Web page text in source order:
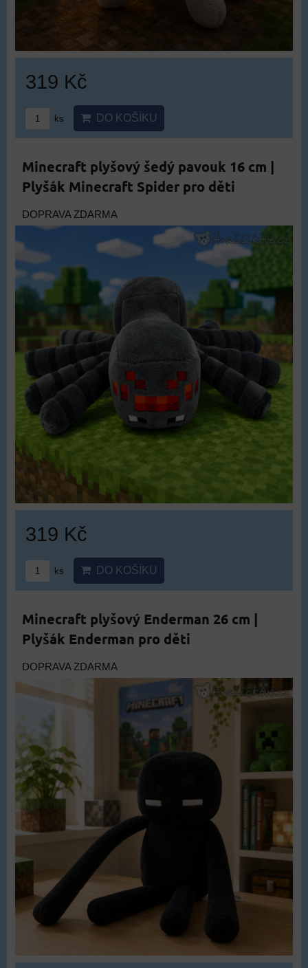
319 Kč
ks DO KOŠÍKU
Minecraft plyšový šedý pavouk 16 cm |
Plyšák Minecraft Spider pro děti
DOPRAVA ZDARMA
319 Kč
ks DO KOŠÍKU
Minecraft plyšový Enderman 26 cm |
Plyšák Enderman pro děti
DOPRAVA ZDARMA